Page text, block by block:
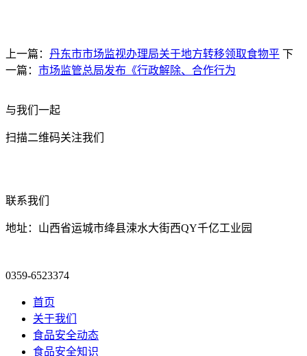
上一篇： 丹东市市场监视办理局关于地方转移领取食物平 下
一篇： 市场监管总局发布《行政解除、合作行为
与我们一起
扫描二维码关注我们
联系我们
地址：山西省运城市绛县涑水大街西QY千亿工业园
0359-6523374
首页
关于我们
食品安全动态
食品安全知识